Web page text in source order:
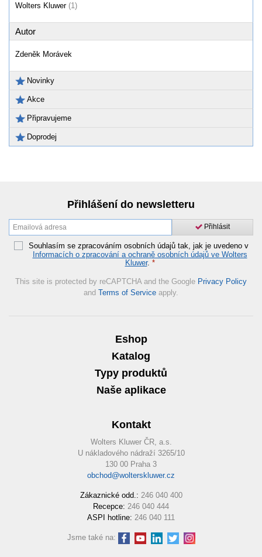
Wolters Kluwer (1)
Autor
Zdeněk Morávek
Novinky
Akce
Připravujeme
Doprodej
Přihlášení do newsletteru
Přihlásit
Souhlasím se zpracováním osobních údajů tak, jak je uvedeno v
Informacích o zpracování a ochraně osobních údajů ve Wolters
Kluwer. *
This site is protected by reCAPTCHA and the Google Privacy Policy
and Terms of Service apply.
Eshop
Katalog
Typy produktů
Naše aplikace
Kontakt
Wolters Kluwer ČR, a.s.
U nákladového nádraží 3265/10
130 00 Praha 3
obchod@wolterskluwer.cz
Zákaznické odd.: 246 040 400
Recepce: 246 040 444
ASPI hotline: 246 040 111
Jsme také na: